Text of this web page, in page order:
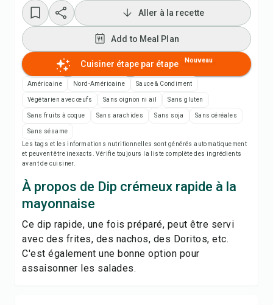
Add to Shopping List
Notes de recette
Partager
Signaler
Aller à la recette
Add to Meal Plan
Cuisiner étape par étape Nouveau
Américaine Nord-Américaine Sauce & Condiment
Végétarien avec œufs Sans oignon ni ail Sans gluten
Sans fruits à coque Sans arachides Sans soja Sans céréales
Sans sésame
Les tags et les informations nutritionnelles sont générés automatiquement
et peuvent être inexacts. Vérifie toujours la liste complète des ingrédients
avant de cuisiner.
À propos de Dip crémeux rapide à la
mayonnaise
Ce dip rapide, une fois préparé, peut être servi
avec des frites, des nachos, des Doritos, etc.
C'est également une bonne option pour
assaisonner les salades.